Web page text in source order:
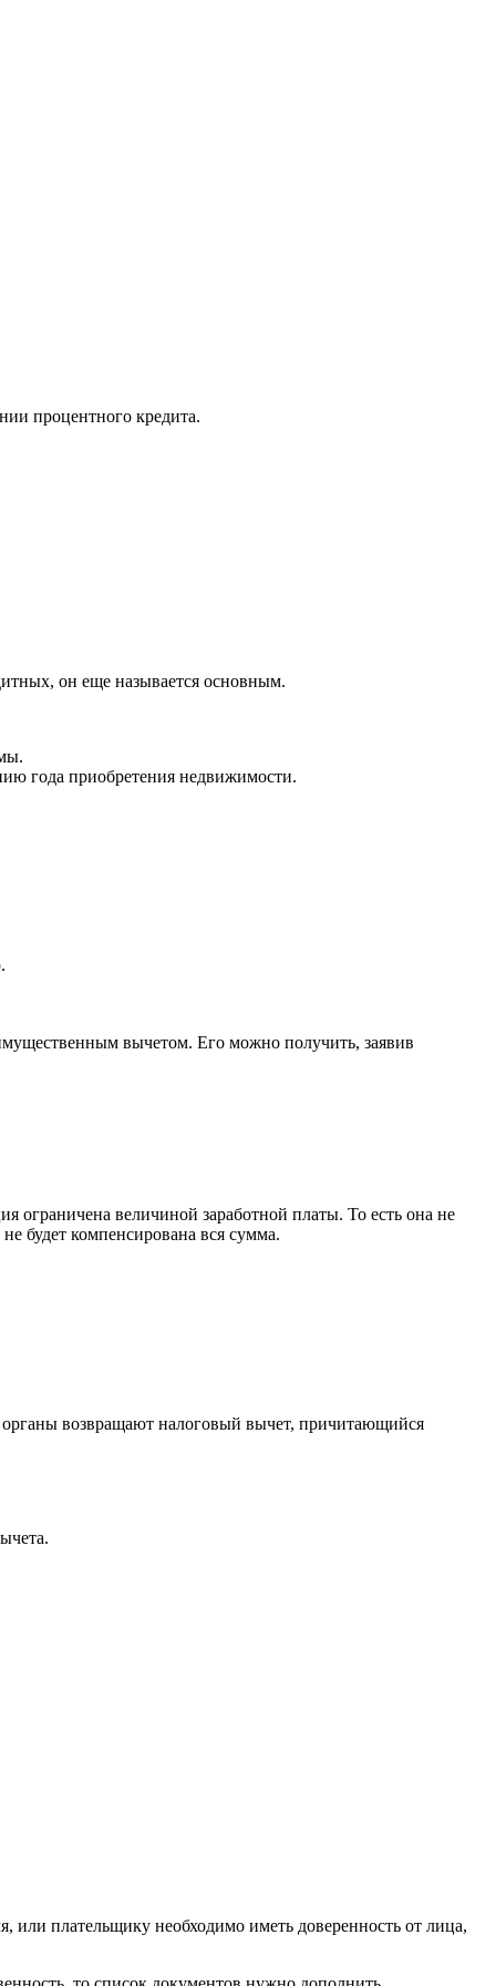
процентного кредита.
он еще называется основным.
года приобретения недвижимости.
вычетом. Его можно получить, заявив
величиной заработной платы. То есть она не
будет компенсирована вся сумма.
возвращают налоговый вычет, причитающийся
плательщику необходимо иметь доверенность от лица,